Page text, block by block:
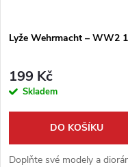
Lyže Wehrmacht – WW2
199 Kč
Skladem
DO KOŠÍKU
Doplňte své modely a